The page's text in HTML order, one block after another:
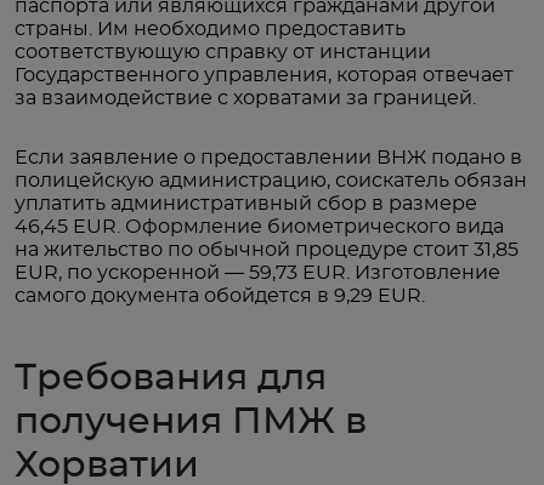
паспорта или являющихся гражданами другой
страны. Им необходимо предоставить
соответствующую справку от инстанции
Государственного управления, которая отвечает
за взаимодействие с хорватами за границей.
Если заявление о предоставлении ВНЖ подано в
полицейскую администрацию, соискатель обязан
уплатить административный сбор в размере
46,45 EUR. Оформление биометрического вида
на жительство по обычной процедуре стоит 31,85
EUR, по ускоренной — 59,73 EUR. Изготовление
самого документа обойдется в 9,29 EUR.
Требования для
получения ПМЖ в
Хорватии